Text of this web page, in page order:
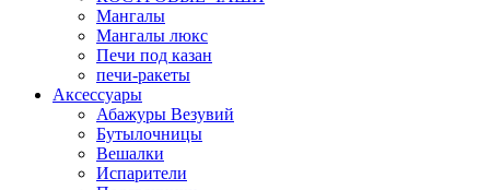
Мангалы
Мангалы люкс
Печи под казан
печи-ракеты
Аксессуары
Абажуры Везувий
Бутылочницы
Вешалки
Испарители